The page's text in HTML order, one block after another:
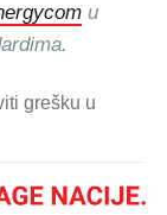
u
grešku u